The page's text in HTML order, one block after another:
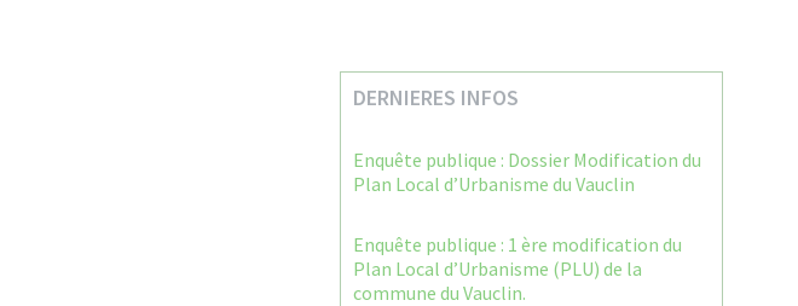
DERNIERES INFOS
Enquête publique : Dossier Modification du
Plan Local d’Urbanisme du Vauclin
Enquête publique : 1 ère modification du
Plan Local d’Urbanisme (PLU) de la
commune du Vauclin.